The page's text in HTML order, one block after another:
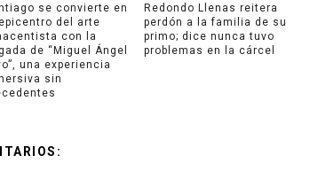
se convierte en
del arte
con la
de “Miguel Ángel
una experiencia
sin
Redondo Llenas reitera
perdón a la familia de su
primo; dice nunca tuvo
problemas en la cárcel